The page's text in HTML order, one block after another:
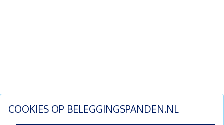
COOKIES OP BELEGGINGSPANDEN.NL